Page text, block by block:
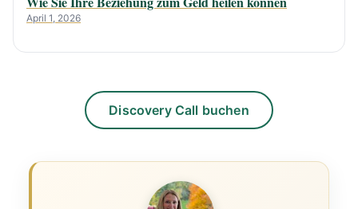
April 1, 2026
Discovery Call buchen